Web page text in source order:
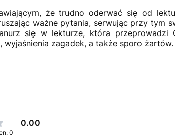
że trudno oderwać się od
ważne pytania, serwując przy tym
się w lekturze, która przeprowadzi
zagadek, a także sporo żartów.
0.00
0